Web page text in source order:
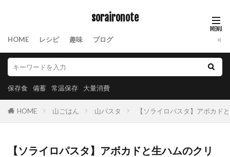
soraironote
HOME レシピ 趣味 ブログ
保存食 備蓄 常温保存 大量消費
HOME 山ごはん 山パスタ 【ソライロパスタ】アボカド
【ソライロパスタ】アボカドと生ハムのクリ